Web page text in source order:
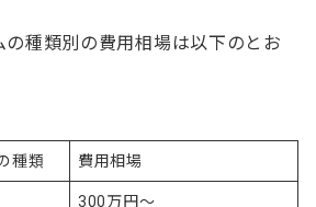
種類別の費用相場は以下のとお
種類 費用相場
300万円～